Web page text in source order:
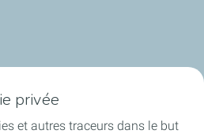
privée
et autres traceurs dans le but